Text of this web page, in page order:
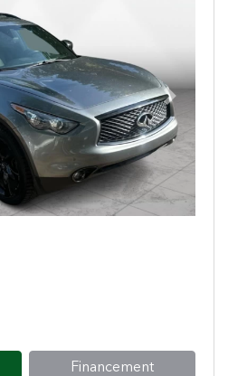
Next
Financement